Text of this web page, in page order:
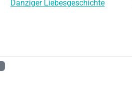
Danziger Liebesgeschichte